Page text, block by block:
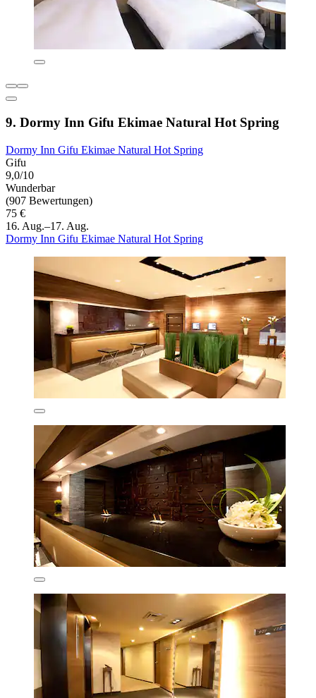
9. Dormy Inn Gifu Ekimae Natural Hot Spring
Dormy Inn Gifu Ekimae Natural Hot Spring
Gifu
9,0/10
Wunderbar
(907 Bewertungen)
75 €
16. Aug.–17. Aug.
Dormy Inn Gifu Ekimae Natural Hot Spring